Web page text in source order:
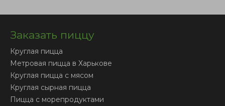
Заказать пиццу
Круглая пицца
Метровая пицца в Харькове
Круглая пицца с мясом
Круглая сырная пицца
Пицца с морепродуктами